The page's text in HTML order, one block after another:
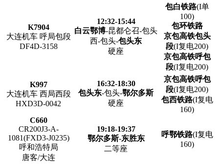
K7904
大连机车 呼局包段
DF4D-3158
12:32-15:44
白云鄂博-昆都仑召-包头
西-包头-包头东
硬座
包白铁路(I单
100)
包环铁路
京包高铁包头
段(I复电200)
京包高铁呼包
段(I复电200)
K997
大连机车 西局西段
HXD3D-0042
16:32-18:30
包头东-包头-鄂尔多斯
硬座
京包高铁呼包
段(I复电200)
包西铁路(I复电
160)
C660
CR200J3-A-
1081(FXD3-J0235)
呼和浩特局
唐客/大连
19:18-19:37
鄂尔多斯-东胜东
二等座
呼鄂铁路(I复电
160)